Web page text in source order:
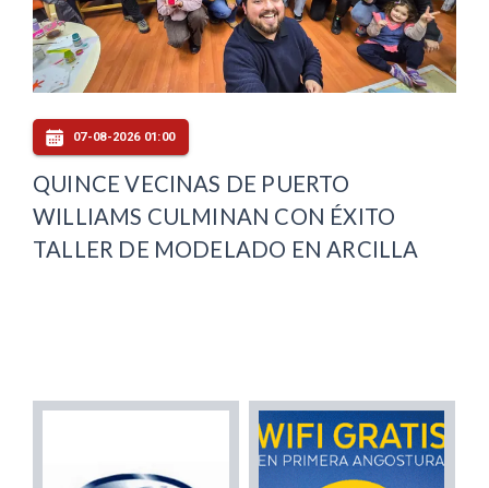
07-08-2026 01:00
QUINCE VECINAS DE PUERTO
WILLIAMS CULMINAN CON ÉXITO
TALLER DE MODELADO EN ARCILLA